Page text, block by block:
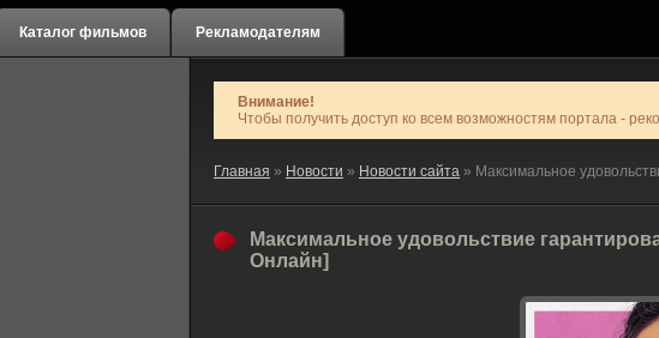
Каталог фильмов Рекламодателям
Внимание!
Чтобы получить доступ ко всем возможностям портала -
Главная » Новости » Новости сайта » Максимальное
Максимальное удовольствие
Онлайн]